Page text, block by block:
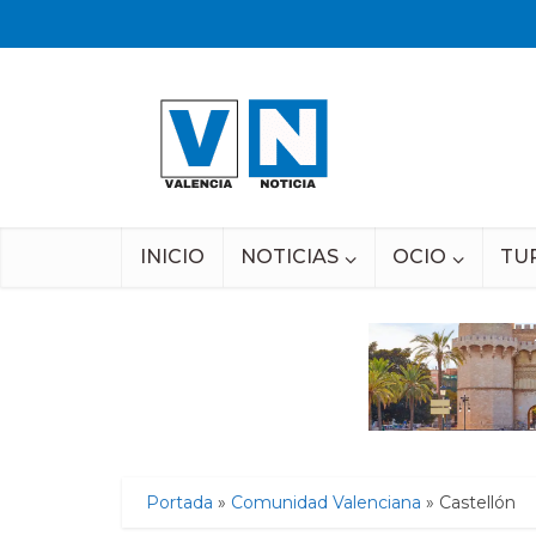
INICIO NOTICIAS OCIO
Portada » Comunidad Valenciana » Castellón